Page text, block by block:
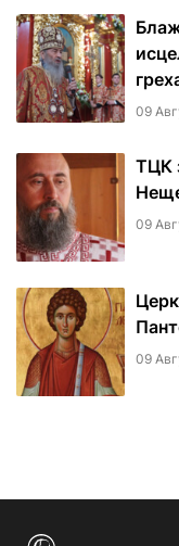
09
ТЦК
09
09